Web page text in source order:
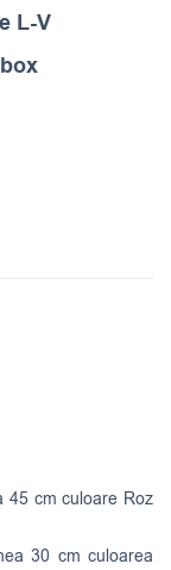
L-V
45 cm culoare Roz
30 cm culoarea